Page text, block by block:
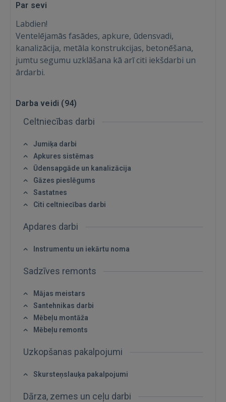
Par sevi
Labdien!
Ventelējamās fasādes, apkure, ūdensvadi,
kanalizācija, metāla konstrukcijas, betonēšana,
jumtu segumu uzklāšana kā arī citi iekšdarbi un
ārdarbi.
Darba veidi (94)
Celtniecības darbi
Jumiķa darbi
Apkures sistēmas
Ūdensapgāde un kanalizācija
Gāzes pieslēgums
Sastatnes
Citi celtniecības darbi
Apdares darbi
Instrumentu un iekārtu noma
Sadzīves remonts
Mājas meistars
Santehnikas darbi
Mēbeļu montāža
Mēbeļu remonts
Uzkopšanas pakalpojumi
Skursteņslauķa pakalpojumi
Dārza, zemes un ceļu darbi